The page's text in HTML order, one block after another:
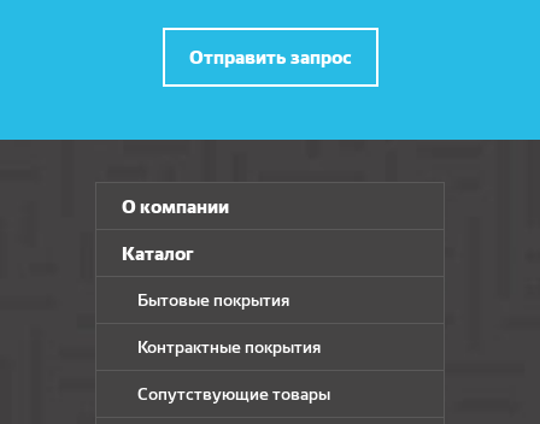
Отправить запрос
О компании
Каталог
Бытовые покрытия
Контрактные покрытия
Сопутствующие товары